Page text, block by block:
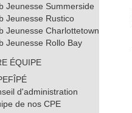
Jeunesse Summerside
Jeunesse Rustico
Jeunesse Charlottetown
Jeunesse Rollo Bay
ÉQUIPE
d'administration
de nos CPE